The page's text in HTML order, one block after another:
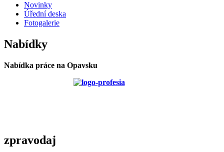
Novinky
Úřední deska
Fotogalerie
Nabídky
Nabídka práce na Opavsku
zpravodaj